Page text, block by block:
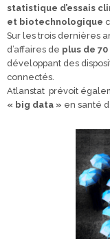
statistique d’essais
et biotechnologique
Sur les trois dernières
d’affaires de plus de 70
développant des
connectés.
Atlanstat prévoit
« big data » en santé